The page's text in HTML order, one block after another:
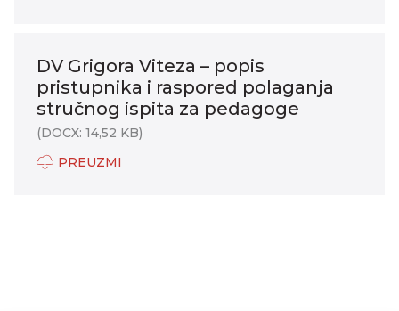
DV Grigora Viteza – popis
pristupnika i raspored polaganja
stručnog ispita za pedagoge
(DOCX: 14,52 KB)
PREUZMI